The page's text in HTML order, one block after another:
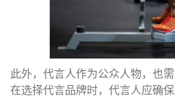
此外，代言人作为公众人物，也
在选择代言品牌时，代言人应确